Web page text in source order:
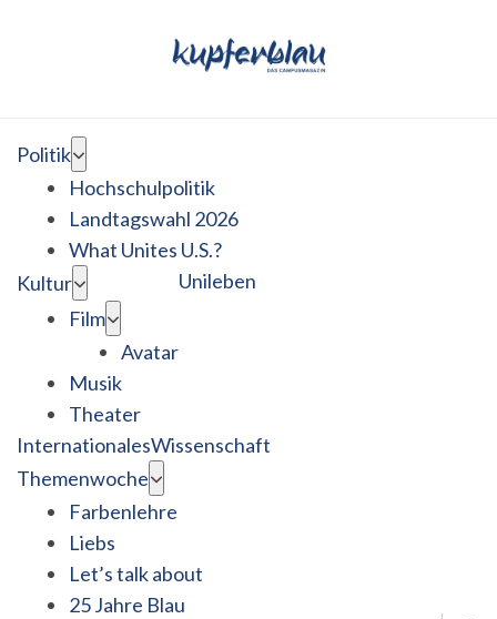
Politik
Hochschulpolitik
Landtagswahl 2026
What Unites U.S.?
Kultur
Film
Avatar
Musik
Theater
Unileben
InternationalesWissenschaft
Themenwoche
Farbenlehre
Liebs
Let’s talk about
25 Jahre Blau